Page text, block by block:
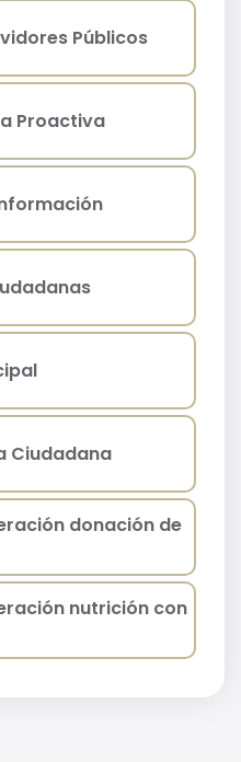
Públicos
Proactiva
Ciudadana
donación de
nutrición con